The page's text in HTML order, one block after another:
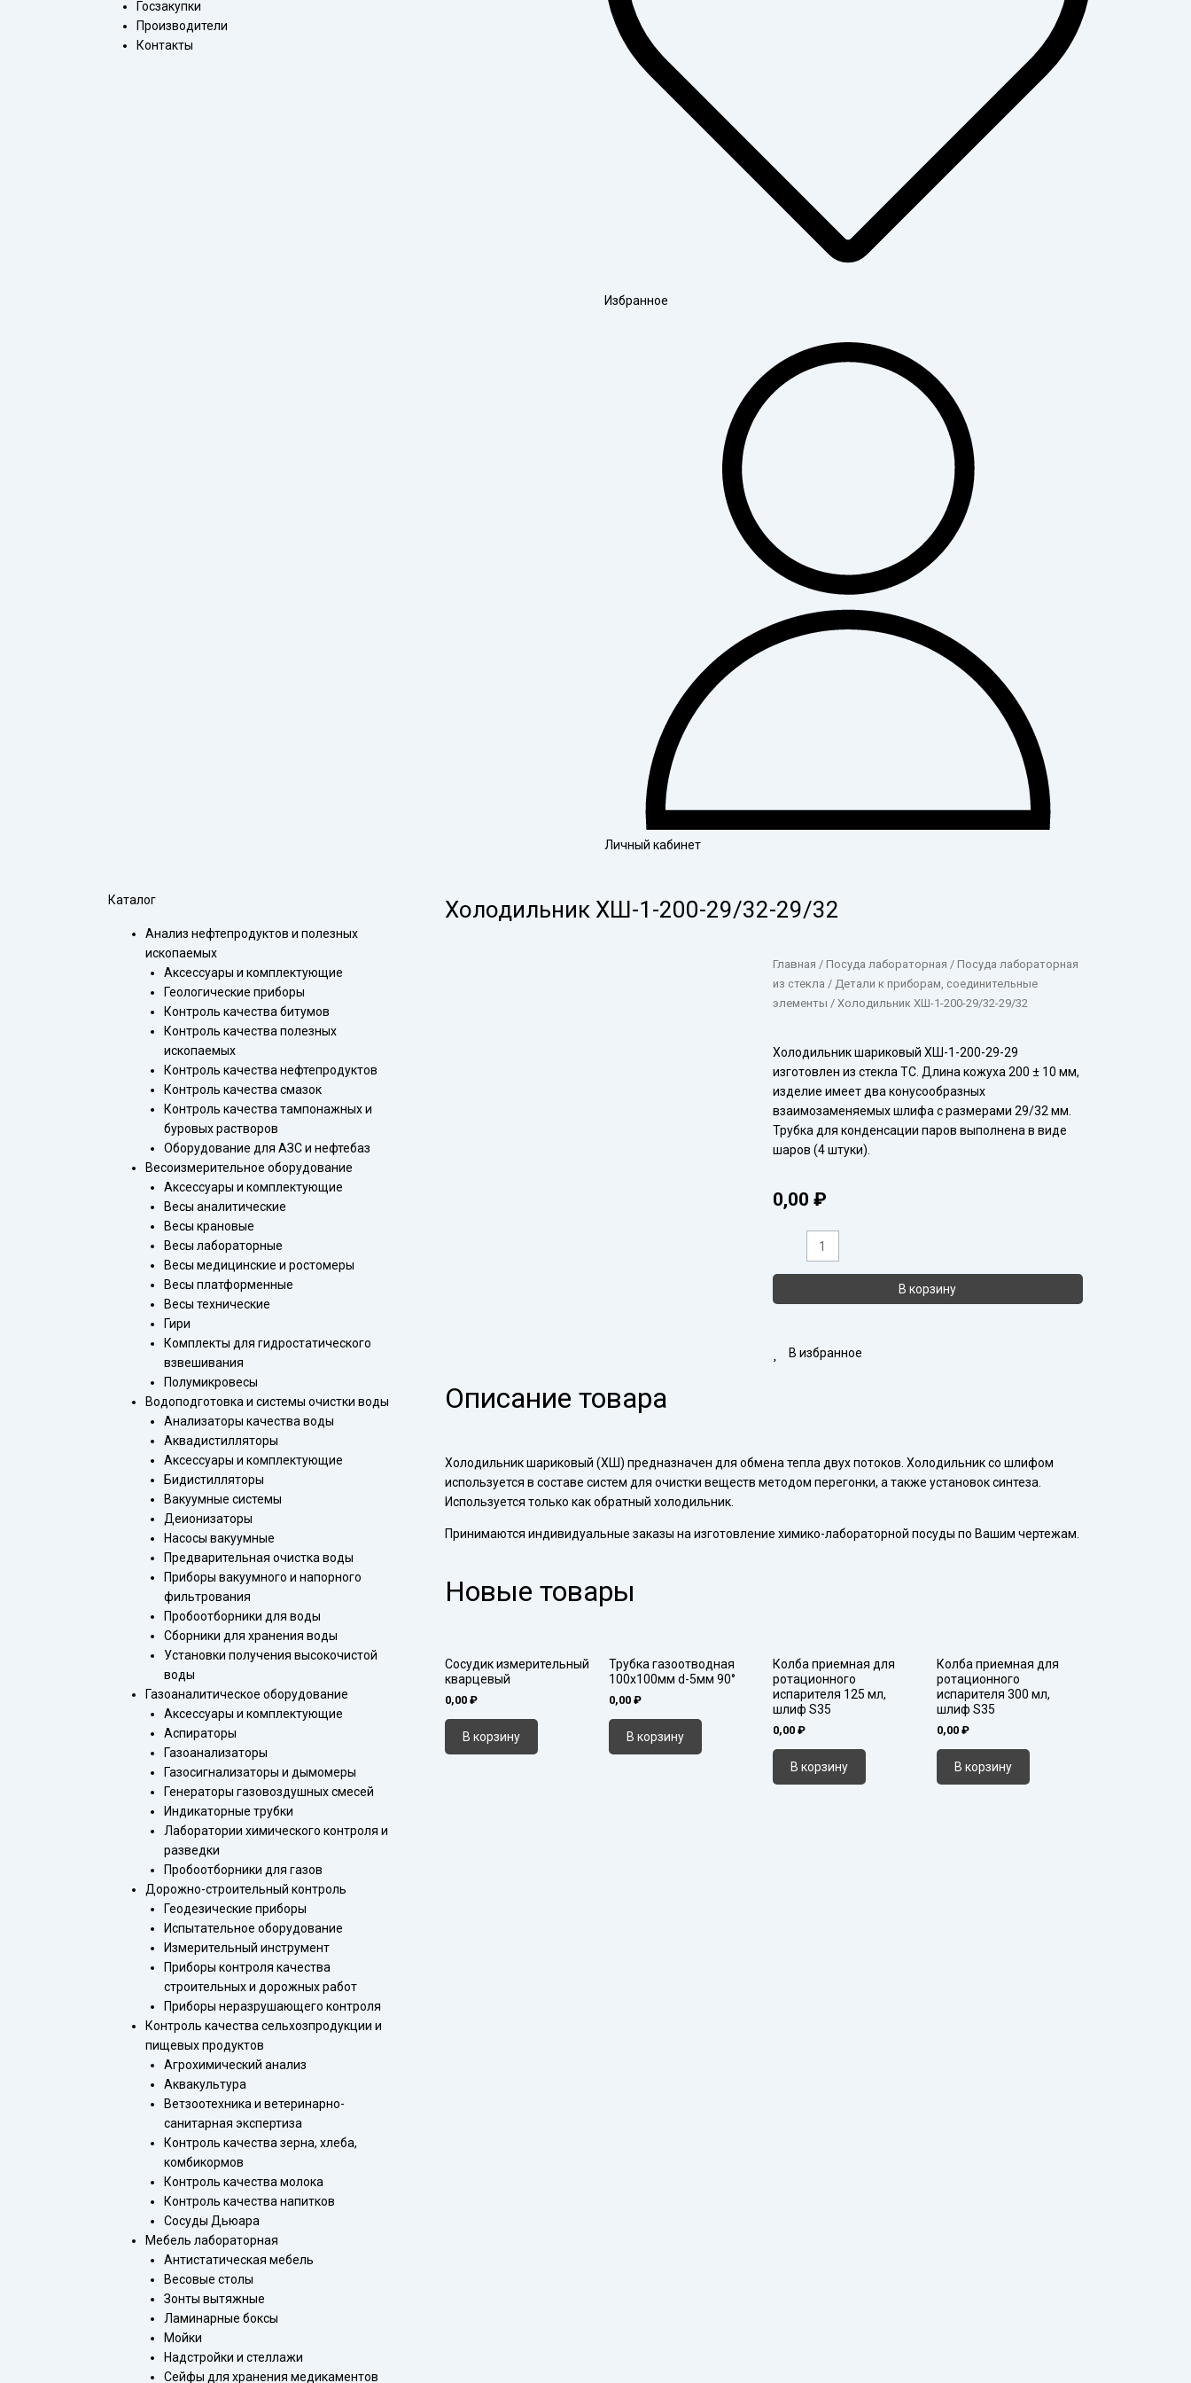
Госзакупки
Производители
Контакты
Избранное
Личный кабинет
Каталог
Анализ нефтепродуктов и полезных
ископаемых
Аксессуары и комплектующие
Геологические приборы
Контроль качества битумов
Контроль качества полезных
ископаемых
Контроль качества нефтепродуктов
Контроль качества смазок
Контроль качества тампонажных и
буровых растворов
Оборудование для АЗС и нефтебаз
Весоизмерительное оборудование
Аксессуары и комплектующие
Весы аналитические
Весы крановые
Весы лабораторные
Весы медицинские и ростомеры
Весы платформенные
Весы технические
Гири
Комплекты для гидростатического
взвешивания
Полумикровесы
Водоподготовка и системы очистки воды
Анализаторы качества воды
Аквадистилляторы
Аксессуары и комплектующие
Бидистилляторы
Вакуумные системы
Деионизаторы
Насосы вакуумные
Предварительная очистка воды
Приборы вакуумного и напорного
фильтрования
Пробоотборники для воды
Сборники для хранения воды
Установки получения высокочистой
воды
Газоаналитическое оборудование
Аксессуары и комплектующие
Аспираторы
Газоанализаторы
Газосигнализаторы и дымомеры
Генераторы газовоздушных смесей
Индикаторные трубки
Лаборатории химического контроля и
разведки
Пробоотборники для газов
Дорожно-строительный контроль
Геодезические приборы
Испытательное оборудование
Измерительный инструмент
Приборы контроля качества
строительных и дорожных работ
Приборы неразрушающего контроля
Контроль качества сельхозпродукции и
пищевых продуктов
Агрохимический анализ
Аквакультура
Ветзоотехника и ветеринарно-
санитарная экспертиза
Контроль качества зерна, хлеба,
комбикормов
Контроль качества молока
Контроль качества напитков
Сосуды Дьюара
Мебель лабораторная
Антистатическая мебель
Весовые столы
Зонты вытяжные
Ламинарные боксы
Мойки
Надстройки и стеллажи
Сейфы для хранения медикаментов
Холодильник ХШ-1-200-29/32-29/32
Главная / Посуда лабораторная / Посуда лабораторная
из стекла / Детали к приборам, соединительные
элементы / Холодильник ХШ-1-200-29/32-29/32
Холодильник шариковый ХШ-1-200-29-29
изготовлен из стекла ТС. Длина кожуха 200 ± 10 мм,
изделие имеет два конусообразных
взаимозаменяемых шлифа с размерами 29/32 мм.
Трубка для конденсации паров выполнена в виде
шаров (4 штуки).
0,00 ₽
Количество
товара
Холодильник
ХШ-1-
29/32
В корзину
В избранное
Описание товара
Холодильник шариковый (ХШ) предназначен для обмена тепла двух потоков. Холодильник со шлифом
используется в составе систем для очистки веществ методом перегонки, а также установок синтеза.
Используется только как обратный холодильник.
Принимаются индивидуальные заказы на изготовление химико-лабораторной посуды по Вашим чертежам.
Новые товары
Сосудик измерительный
кварцевый
0,00 ₽
В корзину
Трубка газоотводная
100х100мм d-5мм 90°
0,00 ₽
В корзину
Колба приемная для
ротационного
испарителя 125 мл,
шлиф S35
0,00 ₽
В корзину
Колба приемная для
ротационного
испарителя 300 мл,
шлиф S35
0,00 ₽
В корзину